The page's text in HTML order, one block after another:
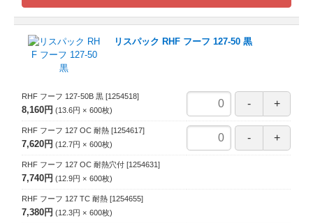
リスパック RHF フーフ 127-50 黒
RHF フーフ 127-50B 黒 [1254518]
8,160円 13.6円 600枚
RHF フーフ 127 OC 耐熱 [1254617]
7,620円 12.7円 600枚
RHF フーフ 127 OC 耐熱穴付 [1254631]
7,740円 12.9円 600枚
RHF フーフ 127 TC 耐熱 [1254655]
7,380円 12.3円 600枚